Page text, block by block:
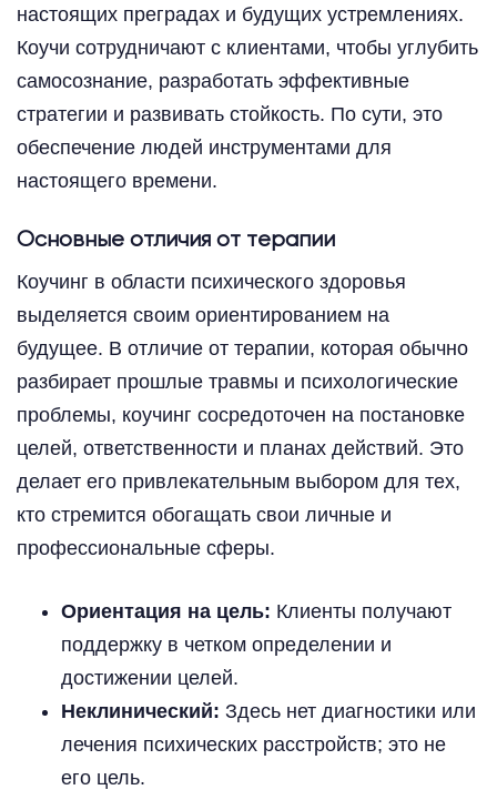
настоящих преградах и будущих устремлениях.
Коучи сотрудничают с клиентами, чтобы углубить
самосознание, разработать эффективные
стратегии и развивать стойкость. По сути, это
обеспечение людей инструментами для
настоящего времени.
Основные отличия от терапии
Коучинг в области психического здоровья
выделяется своим ориентированием на
будущее. В отличие от терапии, которая обычно
разбирает прошлые травмы и психологические
проблемы, коучинг сосредоточен на постановке
целей, ответственности и планах действий. Это
делает его привлекательным выбором для тех,
кто стремится обогащать свои личные и
профессиональные сферы.
Ориентация на цель: Клиенты получают
поддержку в четком определении и
достижении целей.
Неклинический: Здесь нет диагностики или
лечения психических расстройств; это не
его цель.